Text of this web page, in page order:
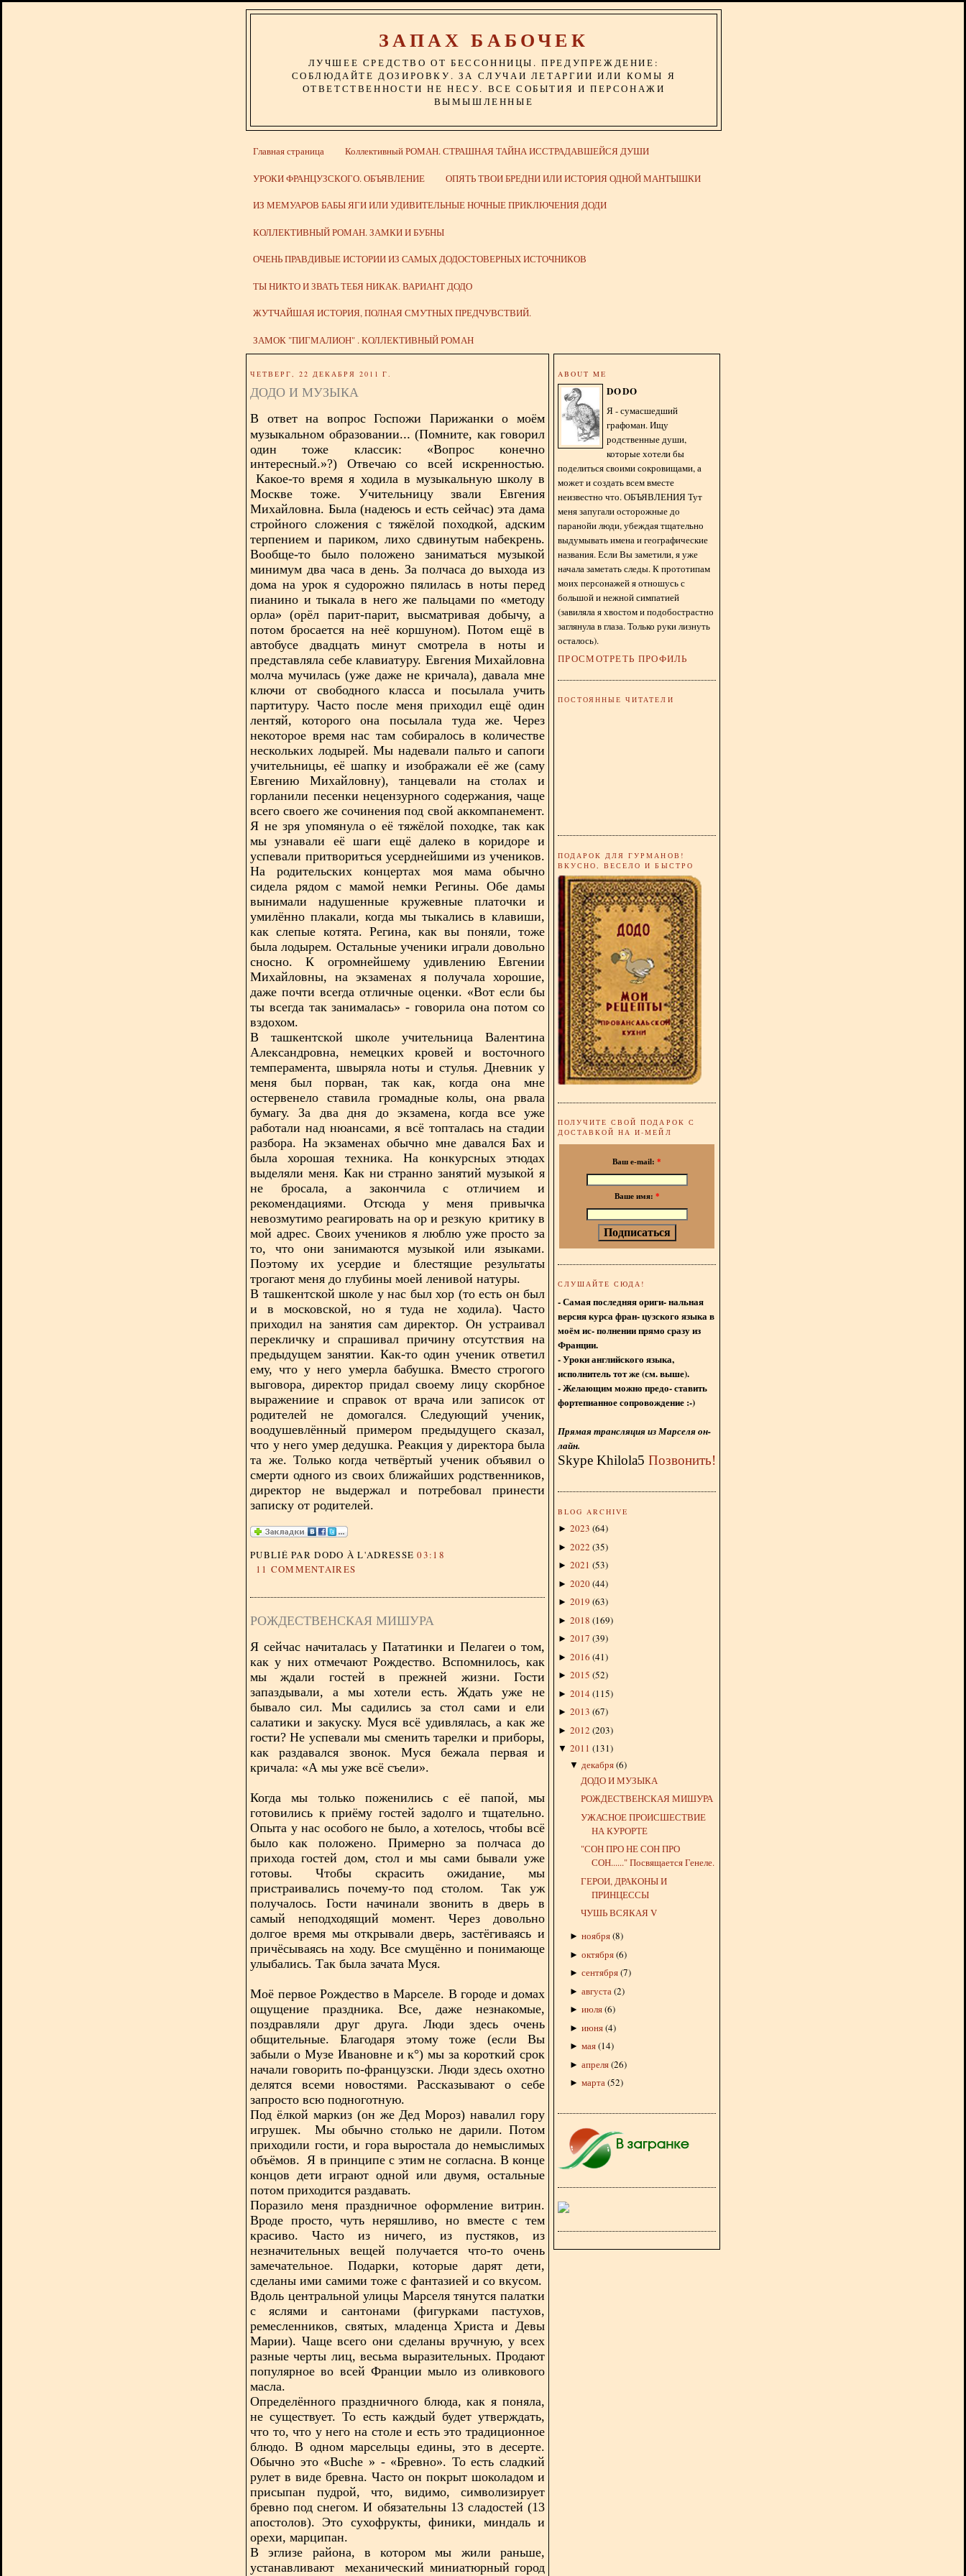
ЗАПАХ БАБОЧЕК
ЛУЧШЕЕ СРЕДСТВО ОТ БЕССОННИЦЫ. ПРЕДУПРЕЖДЕНИЕ:
СОБЛЮДАЙТЕ ДОЗИРОВКУ. ЗА СЛУЧАИ ЛЕТАРГИИ ИЛИ КОМЫ Я
ОТВЕТСТВЕННОСТИ НЕ НЕСУ. ВСЕ СОБЫТИЯ И ПЕРСОНАЖИ
ВЫМЫШЛЕННЫЕ
Главная страница Коллективный РОМАН. СТРАШНАЯ ТАЙНА ИССТРАДАВШЕЙСЯ ДУШИ
УРОКИ ФРАНЦУЗСКОГО. ОБЪЯВЛЕНИЕ ОПЯТЬ ТВОИ БРЕДНИ ИЛИ ИСТОРИЯ ОДНОЙ МАНТЫШКИ
ИЗ МЕМУАРОВ БАБЫ ЯГИ ИЛИ УДИВИТЕЛЬНЫЕ НОЧНЫЕ ПРИКЛЮЧЕНИЯ ДОДИ
КОЛЛЕКТИВНЫЙ РОМАН. ЗАМКИ И БУБНЫ
ОЧЕНЬ ПРАВДИВЫЕ ИСТОРИИ ИЗ САМЫХ ДОДОСТОВЕРНЫХ ИСТОЧНИКОВ
ТЫ НИКТО И ЗВАТЬ ТЕБЯ НИКАК. ВАРИАНТ ДОДО
ЖУТЧАЙШАЯ ИСТОРИЯ, ПОЛНАЯ СМУТНЫХ ПРЕДЧУВСТВИЙ.
ЗАМОК "ПИГМАЛИОН" . КОЛЛЕКТИВНЫЙ РОМАН
ЧЕТВЕРГ, 22 ДЕКАБРЯ 2011 Г.
ДОДО И МУЗЫКА
В ответ на вопросГоспожи Парижанки о моём
музыкальном образовании... (Помните, как говорил
один тоже классик: «Вопрос конечно
интересный.»?) Отвечаю со всей искренностью.
Какое-то время я ходила в музыкальную школу в
Москве тоже. Учительницу звали Евгения
Михайловна. Была (надеюсь и есть сейчас) эта дама
стройного сложения с тяжёлой походкой, адским
терпением и париком, лихо сдвинутым набекрень.
Вообще-то было положено заниматься музыкой
минимум два часа в день. За полчаса до выхода из
дома на урок я судорожно пялилась в ноты перед
пианино и тыкала в него же пальцами по «методу
орла» (орёл парит-парит, высматривая добычу, а
потом бросается на неё коршуном). Потом ещё в
автобусе двадцать минут смотрела в ноты и
представляла себе клавиатуру. Евгения Михайловна
молча мучилась (уже даже не кричала), давала мне
ключи от свободного класса и посылала учить
партитуру. Часто после меня приходил ещё один
лентяй, которого она посылала туда же. Через
некоторое время нас там собиралось в количестве
нескольких лодырей. Мы надевали пальто и сапоги
учительницы, её шапку и изображали её же (саму
Евгению Михайловну), танцевали на столах и
горланили песенки нецензурного содержания, чаще
всего своего же сочинения под свой аккомпанемент.
Я не зря упомянула о её тяжёлой походке, так как
мы узнавали её шаги ещё далеко в коридоре и
успевали притвориться усерднейшими из учеников.
На родительских концертах моя мама обычно
сидела рядом с мамой немки Регины. Обе дамы
вынимали надушенные кружевные платочки и
умилённо плакали, когда мы тыкались в клавиши,
как слепые котята. Регина, как вы поняли, тоже
была лодырем. Остальные ученики играли довольно
сносно. К огромнейшему удивлению Евгении
Михайловны, на экзаменах я получала хорошие,
даже почти всегда отличные оценки. «Вот если бы
ты всегда так занималась» - говорила она потом со
вздохом.
В ташкентской школе учительница Валентина
Александровна, немецких кровей и восточного
темперамента, швыряла ноты и стулья. Дневник у
меня был порван, так как, когда она мне
остервенело ставила громадные колы, она рвала
бумагу. За два дня до экзамена, когда все уже
работали над нюансами, я всё топталась на стадии
разбора. На экзаменах обычно мне давался Бах и
была хорошая техника. На конкурсных этюдах
выделяли меня. Как ни странно занятий музыкой я
не бросала, а закончила с отличием и
рекомендациями. Отсюда у меня привычка
невозмутимо реагировать на ор и резкую критику в
мой адрес. Своих учеников я люблю уже просто за
то, что они занимаются музыкой или языками.
Поэтому их усердие и блестящие результаты
трогают меня до глубины моей ленивой натуры.
В ташкентской школе у нас был хор (то есть он был
и в московской, но я туда не ходила). Часто
приходил на занятия сам директор. Он устраивал
перекличку и спрашивал причину отсутствия на
предыдущем занятии. Как-то один ученик ответил
ему, что у него умерла бабушка. Вместо строгого
выговора, директор придал своему лицу скорбное
выражениие и справок от врача или записок от
родителей не домогался. Следующий ученик,
воодушевлённый примером предыдущего сказал,
что у него умер дедушка. Реакция у директора была
та же. Только когда четвёртый ученик объявил о
смерти одного из своих ближайших родственников,
директор не выдержал и потребовал принести
записку от родителей.
PUBLIÉ PAR DODO À L'ADRESSE03:18
11 COMMENTAIRES
РОЖДЕСТВЕНСКАЯ МИШУРА
Я сейчас начиталась у Пататинки и Пелагеи о том,
как у них отмечают Рождество. Вспомнилось, как
мы ждали гостей в прежней жизни. Гости
запаздывали, а мы хотели есть. Ждать уже не
бывало сил. Мы садились за стол сами и ели
салатики и закуску. Муся всё удивлялась, а как же
гости? Не успевали мы сменить тарелки и приборы,
как раздавался звонок. Муся бежала первая и
кричала: «А мы уже всё съели».
Когда мы только поженились с её папой, мы
готовились к приёму гостей задолго и тщательно.
Опыта у нас особого не было, а хотелось, чтобы всё
было как положено. Примерно за полчаса до
прихода гостей дом, стол и мы сами бывали уже
готовы. Чтобы скрасить ожидание, мы
пристраивались почему-то под столом. Так уж
получалось. Гости начинали звонить в дверь в
самый неподходящий момент. Через довольно
долгое время мы открывали дверь, застёгиваясь и
причёсываясь на ходу. Все смущённо и понимающе
улыбались. Так была зачата Муся.
Моё первое Рождество в Марселе. В городе и домах
ощущение праздника. Все, даже незнакомые,
поздравляли друг друга. Люди здесь очень
общительные. Благодаря этому тоже (если Вы
забыли о Музе Ивановне и к°) мы за короткий срок
начали говорить по-французски. Люди здесь охотно
делятся всеми новостями. Рассказывают о себе
запросто всю подноготную.
Под ёлкой маркиз (он же Дед Мороз) навалил гору
игрушек. Мы обычно столько не дарили. Потом
приходили гости, и гора выростала до немыслимых
объёмов. Я в принципе с этим не согласна. В конце
концов дети играют одной или двумя, остальные
потом приходится раздавать.
Поразило меня праздничное оформление витрин.
Вроде просто, чуть неряшливо, но вместе с тем
красиво. Часто из ничего, из пустяков, из
незначительных вещей получается что-то очень
замечательное. Подарки, которые дарят дети,
сделаны ими самими тоже с фантазией и со вкусом.
Вдоль центральной улицы Марселя тянутся палатки
с яслями и сантонами (фигурками пастухов,
ремесленников, святых, младенца Христа и Девы
Марии). Чаще всего они сделаны вручную, у всех
разные черты лиц, весьма выразительных. Продают
популярное во всей Франции мыло из оливкового
масла.
Определённого праздничного блюда, как я поняла,
не существует. То есть каждый будет утверждать,
что то, что у него на столе и есть это традиционное
блюдо. В одном марсельцы едины, это в десерте.
Обычно это «Buche » - «Бревно». То есть сладкий
рулет в виде бревна. Часто он покрыт шоколадом и
присыпан пудрой, что, видимо, символизирует
бревно под снегом. И обязательны 13 сладостей (13
апостолов). Это сухофрукты, финики, миндаль и
орехи, марципан.
В эглизе района, в котором мы жили раньше,
устанавливают механический миниатюрный город
ABOUT ME
DODO
Я - сумасшедший
графоман. Ищу
родственные души,
которые хотели бы
поделиться своими сокровищами, а
может и создать всем вместе
неизвестно что. ОБЪЯВЛЕНИЯ Тут
меня запугали осторожные до
паранойи люди, убеждая тщательно
выдумывать имена и географические
названия. Если Вы заметили, я уже
начала заметать следы. К прототипам
моих персонажей я отношусь с
большой и нежной симпатией
(завиляла я хвостом и подобострастно
заглянула в глаза. Только руки лизнуть
осталось).
ПРОСМОТРЕТЬ ПРОФИЛЬ
ПОСТОЯННЫЕ ЧИТАТЕЛИ
ПОДАРОК ДЛЯ ГУРМАНОВ!
ВКУСНО, ВЕСЕЛО И БЫСТРО
ПОЛУЧИТЕ СВОЙ ПОДАРОК С
ДОСТАВКОЙ НА И-МЕЙЛ
Ваш e-mail: *
Ваше имя: *
СЛУШАЙТЕ СЮДА!
- Самая последняя ориги- нальная
версия курса фран- цузского языка в
моём ис- полнении прямо сразу из
Франции.
- Уроки английского языка,
исполнитель тот же (см. выше).
- Желающим можно предо- ставить
фортепианное сопровождение :-)
Прямая трансляция из Марселя он-
лайн.
Skype Khilola5 Позвонить!
BLOG ARCHIVE
► 2023 (64)
► 2022 (35)
► 2021 (53)
► 2020(44)
► 2019 (63)
► 2018 (169)
► 2017 (39)
► 2016 (41)
► 2015 (52)
► 2014 (115)
► 2013 (67)
► 2012 (203)
▼ 2011 (131)
▼ декабря(6)
ДОДО И МУЗЫКА
РОЖДЕСТВЕНСКАЯ МИШУРА
УЖАСНОЕ ПРОИСШЕСТВИЕ
НА КУРОРТЕ
"СОН ПРО НЕ СОН ПРО
СОН......" Посвящается Генеле.
ГЕРОИ, ДРАКОНЫ И
ПРИНЦЕССЫ
ЧУШЬ ВСЯКАЯ V
► ноября(8)
► октября(6)
► сентября(7)
► августа(2)
► июля(6)
► июня(4)
► мая(14)
► апреля(26)
► марта(52)